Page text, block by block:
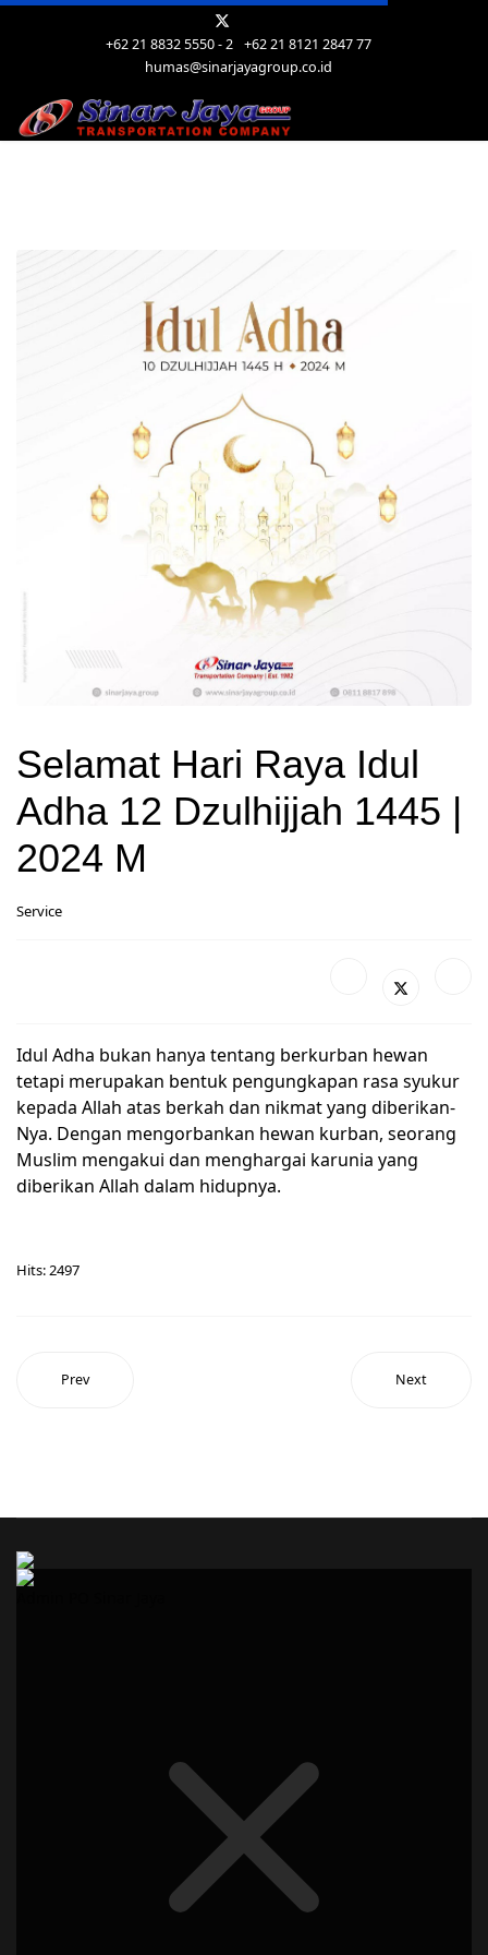
+62 21 8832 5550 - 2 +62 21 8121 2847 77
humas@sinarjayagroup.co.id
Selamat Hari Raya Idul
Adha 12 Dzulhijjah 1445 |
2024 M
Service
Idul Adha bukan hanya tentang berkurban hewan
tetapi merupakan bentuk pengungkapan rasa syukur
kepada Allah atas berkah dan nikmat yang diberikan-
Nya. Dengan mengorbankan hewan kurban, seorang
Muslim mengakui dan menghargai karunia yang
diberikan Allah dalam hidupnya.
Hits: 2497
Prev Next